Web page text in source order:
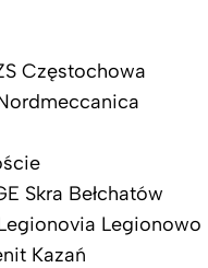
Częstochowa
Skra Bełchatów
Legionowo
Kazań